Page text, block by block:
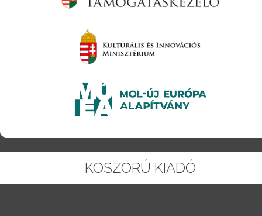
KOSZORÚ KIADÓ